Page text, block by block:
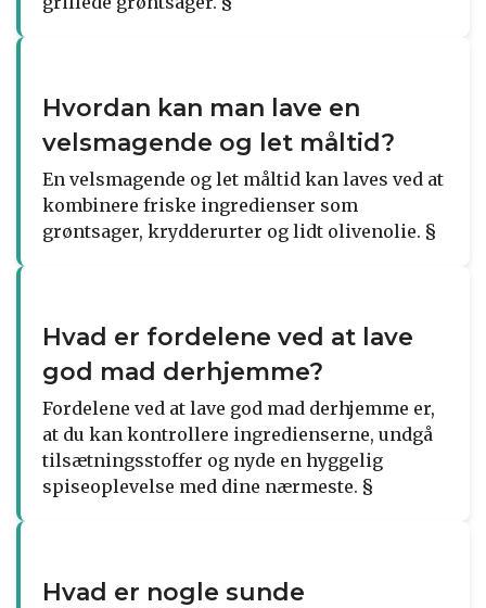
Hvordan kan man lave en
velsmagende og let måltid?
En velsmagende og let måltid kan laves ved at
kombinere friske ingredienser som
grøntsager, krydderurter og lidt olivenolie. §
Hvad er fordelene ved at lave
god mad derhjemme?
Fordelene ved at lave god mad derhjemme er,
at du kan kontrollere ingredienserne, undgå
tilsætningsstoffer og nyde en hyggelig
spiseoplevelse med dine nærmeste. §
Hvad er nogle sunde